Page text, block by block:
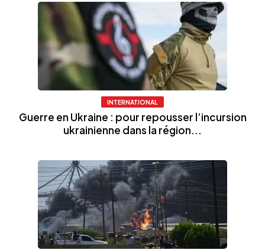
INTERNATIONAL
Guerre en Ukraine : pour repousser l’incursion
ukrainienne dans la région...